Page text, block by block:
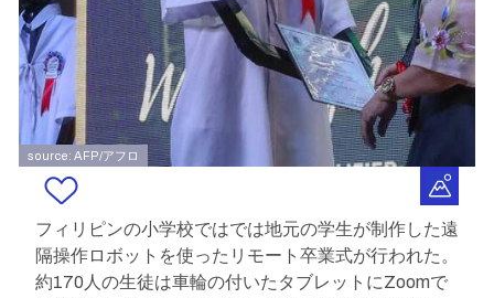
source: AFP/アフロ
フィリピンの小学校ではでは地元の学生が制作した遠
隔操作ロボットを使ったリモート卒業式が行われた。
約170人の生徒は車輪の付いたタブレットにZoomで